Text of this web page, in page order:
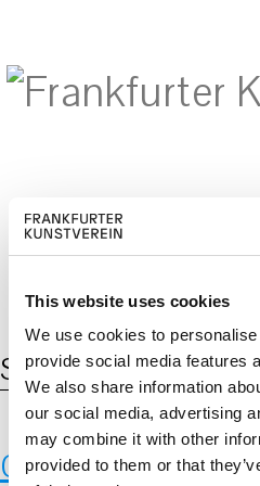
This website uses cookies
We use cookies to
provide social media features
We also share information
our social media, advertising
may combine it with other
provided to them or that
Cerca:
Schlagwort:Stadt
Gintarė Sokelytė,